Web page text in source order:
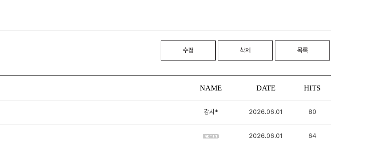
수정 삭제 목록
NAME DATE HITS
강시* 2026.06.01 80
2026.06.01 64